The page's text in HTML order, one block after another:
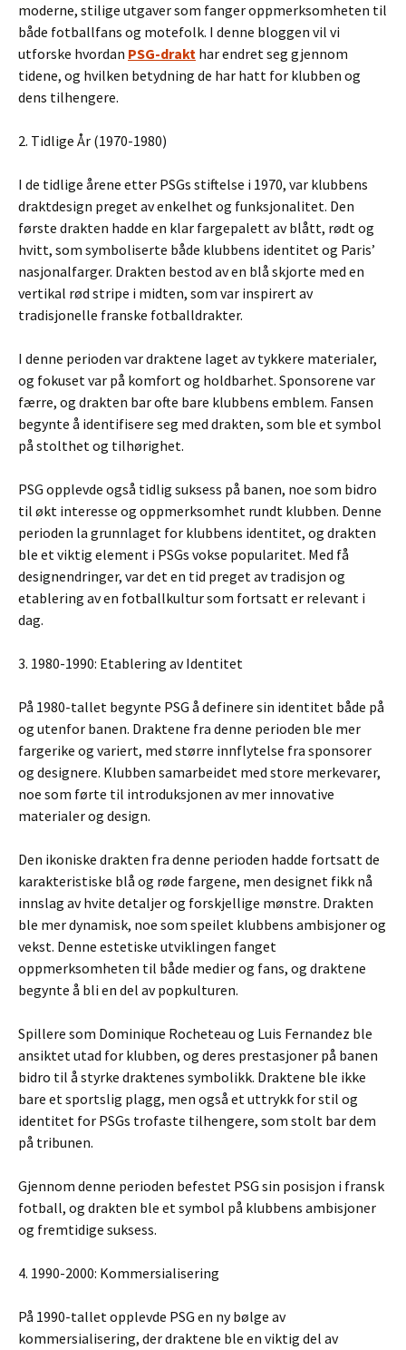
moderne, stilige utgaver som fanger oppmerksomheten til
både fotballfans og motefolk. I denne bloggen vil vi
utforske hvordan PSG-drakt har endret seg gjennom
tidene, og hvilken betydning de har hatt for klubben og
dens tilhengere.
2. Tidlige År (1970-1980)
I de tidlige årene etter PSGs stiftelse i 1970, var klubbens
draktdesign preget av enkelhet og funksjonalitet. Den
første drakten hadde en klar fargepalett av blått, rødt og
hvitt, som symboliserte både klubbens identitet og Paris’
nasjonalfarger. Drakten bestod av en blå skjorte med en
vertikal rød stripe i midten, som var inspirert av
tradisjonelle franske fotballdrakter.
I denne perioden var draktene laget av tykkere materialer,
og fokuset var på komfort og holdbarhet. Sponsorene var
færre, og drakten bar ofte bare klubbens emblem. Fansen
begynte å identifisere seg med drakten, som ble et symbol
på stolthet og tilhørighet.
PSG opplevde også tidlig suksess på banen, noe som bidro
til økt interesse og oppmerksomhet rundt klubben. Denne
perioden la grunnlaget for klubbens identitet, og drakten
ble et viktig element i PSGs vokse popularitet. Med få
designendringer, var det en tid preget av tradisjon og
etablering av en fotballkultur som fortsatt er relevant i
dag.
3. 1980-1990: Etablering av Identitet
På 1980-tallet begynte PSG å definere sin identitet både på
og utenfor banen. Draktene fra denne perioden ble mer
fargerike og variert, med større innflytelse fra sponsorer
og designere. Klubben samarbeidet med store merkevarer,
noe som førte til introduksjonen av mer innovative
materialer og design.
Den ikoniske drakten fra denne perioden hadde fortsatt de
karakteristiske blå og røde fargene, men designet fikk nå
innslag av hvite detaljer og forskjellige mønstre. Drakten
ble mer dynamisk, noe som speilet klubbens ambisjoner og
vekst. Denne estetiske utviklingen fanget
oppmerksomheten til både medier og fans, og draktene
begynte å bli en del av popkulturen.
Spillere som Dominique Rocheteau og Luis Fernandez ble
ansiktet utad for klubben, og deres prestasjoner på banen
bidro til å styrke draktenes symbolikk. Draktene ble ikke
bare et sportslig plagg, men også et uttrykk for stil og
identitet for PSGs trofaste tilhengere, som stolt bar dem
på tribunen.
Gjennom denne perioden befestet PSG sin posisjon i fransk
fotball, og drakten ble et symbol på klubbens ambisjoner
og fremtidige suksess.
4. 1990-2000: Kommersialisering
På 1990-tallet opplevde PSG en ny bølge av
kommersialisering, der draktene ble en viktig del av